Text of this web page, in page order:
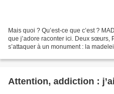
Mais quoi ? Qu’est-ce que c’est ?
que j’adore raconter ici. Deux sœurs,
s’attaquer à un monument : la
Attention, addiction :